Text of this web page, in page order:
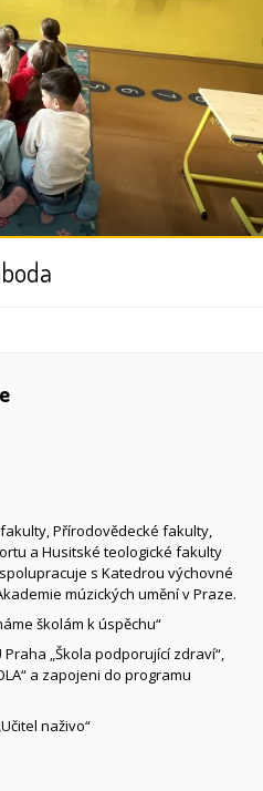
Přírodovědecké fakulty,
a Husitské teologické fakulty
s Katedrou výchovné
múzických umění v Praze.
školám k úspěchu“
„Škola podporující zdraví“,
a zapojeni do programu
naživo“